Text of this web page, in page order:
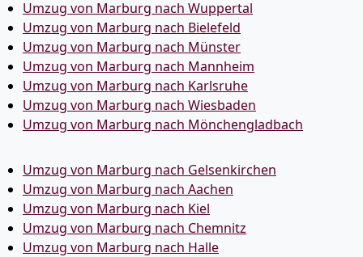
Umzug von Marburg nach Wuppertal
Umzug von Marburg nach Bielefeld
Umzug von Marburg nach Münster
Umzug von Marburg nach Mannheim
Umzug von Marburg nach Karlsruhe
Umzug von Marburg nach Wiesbaden
Umzug von Marburg nach Mönchen­gladbach
Umzug von Marburg nach Gelsenkirchen
Umzug von Marburg nach Aachen
Umzug von Marburg nach Kiel
Umzug von Marburg nach Chemnitz
Umzug von Marburg nach Halle